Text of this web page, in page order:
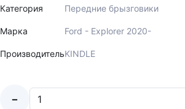
Категория
Марка
Производитель
Передние брызговики
Ford - Explorer 2020-
KINDLE
-